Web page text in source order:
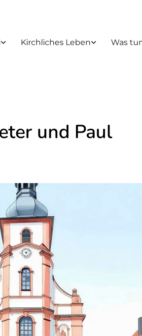
Kirchliches Leben Was
und Paul